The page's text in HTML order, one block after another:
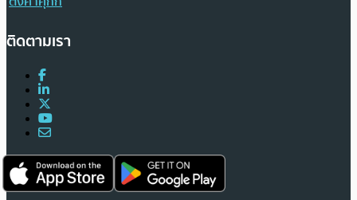
ติดตามเรา